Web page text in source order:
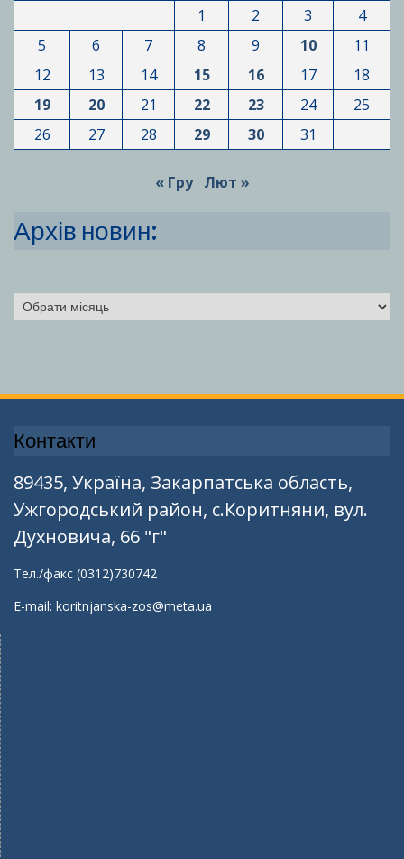
1
2 3
4
5
6 7 8 9 10
11
12
13 14 15 16 17
18
19
20 21 22 23 24
25
26
27 28 29 30 31
« Гру Лют »
Архів новин:
Архіви
Контакти
89435, Україна, Закарпатська область,
Ужгородський район, с.Коритняни, вул.
Духновича, 66 "г"
Тел./факс (0312)730742
E-mail: koritnjanska-zos@meta.ua